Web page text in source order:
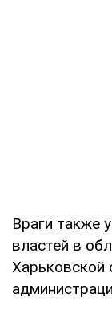
Враги также
властей в
Харьковской